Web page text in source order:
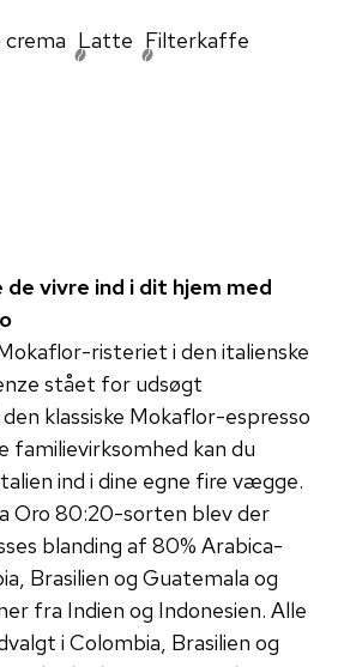
Latte Filterkaffe
de vivre ind i dit hjem med
risteriet i den italienske
stået for udsøgt
klassiske Mokaflor-espresso
familievirksomhed kan du
ind i dine egne fire vægge.
Oro 80:20-sorten blev der
blanding af 80% Arabica-
Brasilien og Guatemala og
fra Indien og Indonesien. Alle
i Colombia, Brasilien og